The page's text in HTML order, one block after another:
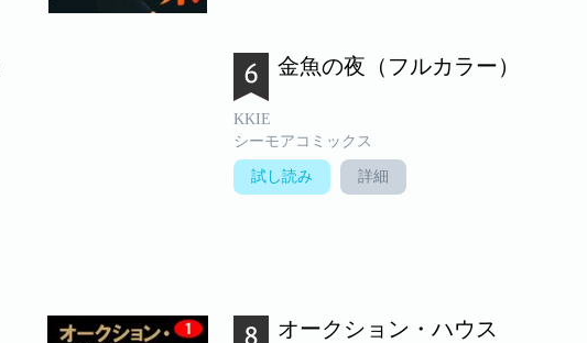
金魚の夜（フルカラー）
KKIE
シーモアコミックス
試し読み 詳細
オークション・ハウス